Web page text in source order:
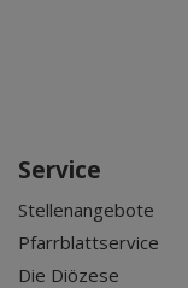
Service
Stellenangebote
Pfarrblattservice
Die Diözese